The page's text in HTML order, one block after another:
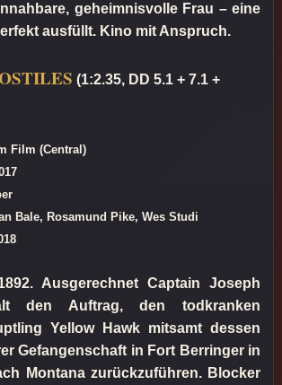
geheimnisvolle Frau – eine
ausfüllt. Kino mit Anspruch.
(1:2.35, DD 5.1 + 7.1 +
Film (Central)
Bale, Rosamund Pike, Wes Studi
Ausgerechnet Captain Joseph
den Auftrag, den todkranken
Yellow Hawk mitsamt dessen
Gefangenschaft in Fort Berringer in
Montana zurückzuführen. Blocker